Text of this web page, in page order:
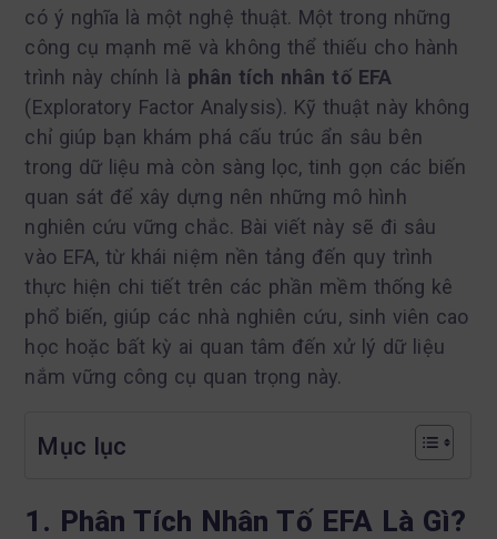
có ý nghĩa là một nghệ thuật. Một trong những
công cụ mạnh mẽ và không thể thiếu cho hành
trình này chính là phân tích nhân tố EFA
(Exploratory Factor Analysis). Kỹ thuật này không
chỉ giúp bạn khám phá cấu trúc ẩn sâu bên
trong dữ liệu mà còn sàng lọc, tinh gọn các biến
quan sát để xây dựng nên những mô hình
nghiên cứu vững chắc. Bài viết này sẽ đi sâu
vào EFA, từ khái niệm nền tảng đến quy trình
thực hiện chi tiết trên các phần mềm thống kê
phổ biến, giúp các nhà nghiên cứu, sinh viên cao
học hoặc bất kỳ ai quan tâm đến xử lý dữ liệu
nắm vững công cụ quan trọng này.
Mục lục
1. Phân Tích Nhân Tố EFA Là Gì?